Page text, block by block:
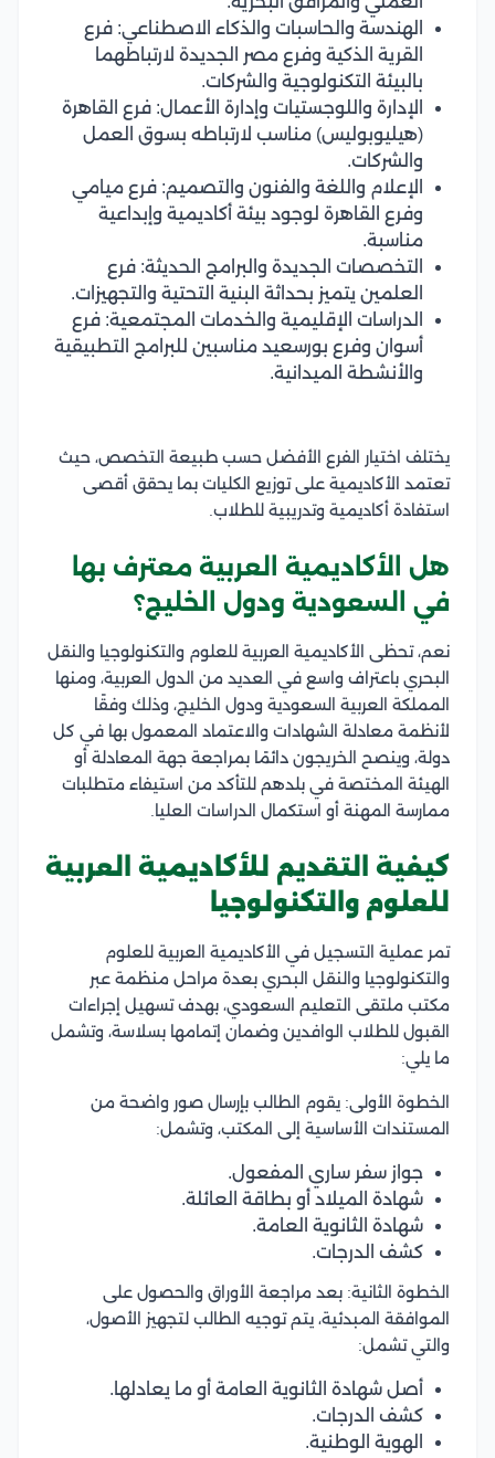
الهندسة والحاسبات والذكاء الاصطناعي: فرع
القرية الذكية وفرع مصر الجديدة لارتباطهما
بالبيئة التكنولوجية والشركات.
الإدارة واللوجستيات وإدارة الأعمال: فرع القاهرة
(هيليوبوليس) مناسب لارتباطه بسوق العمل
والشركات.
الإعلام واللغة والفنون والتصميم: فرع ميامي
وفرع القاهرة لوجود بيئة أكاديمية وإبداعية
مناسبة.
التخصصات الجديدة والبرامج الحديثة: فرع
العلمين يتميز بحداثة البنية التحتية والتجهيزات.
الدراسات الإقليمية والخدمات المجتمعية: فرع
أسوان وفرع بورسعيد مناسبين للبرامج التطبيقية
والأنشطة الميدانية.
يختلف اختيار الفرع الأفضل حسب طبيعة التخصص، حيث
تعتمد الأكاديمية على توزيع الكليات بما يحقق أقصى
استفادة أكاديمية وتدريبية للطلاب.
هل الأكاديمية العربية معترف بها
في السعودية ودول الخليج؟
نعم، تحظى الأكاديمية العربية للعلوم والتكنولوجيا والنقل
البحري باعتراف واسع في العديد من الدول العربية، ومنها
المملكة العربية السعودية ودول الخليج، وذلك وفقًا
لأنظمة معادلة الشهادات والاعتماد المعمول بها في كل
دولة، وينصح الخريجون دائمًا بمراجعة جهة المعادلة أو
الهيئة المختصة في بلدهم للتأكد من استيفاء متطلبات
ممارسة المهنة أو استكمال الدراسات العليا.
كيفية التقديم للأكاديمية العربية
للعلوم والتكنولوجيا
تمر عملية التسجيل في الأكاديمية العربية للعلوم
والتكنولوجيا والنقل البحري بعدة مراحل منظمة عبر
مكتب ملتقى التعليم السعودي، بهدف تسهيل إجراءات
القبول للطلاب الوافدين وضمان إتمامها بسلاسة، وتشمل
ما يلي:
الخطوة الأولى: يقوم الطالب بإرسال صور واضحة من
المستندات الأساسية إلى المكتب، وتشمل:
جواز سفر ساري المفعول.
شهادة الميلاد أو بطاقة العائلة.
شهادة الثانوية العامة.
كشف الدرجات.
الخطوة الثانية: بعد مراجعة الأوراق والحصول على
الموافقة المبدئية، يتم توجيه الطالب لتجهيز الأصول،
والتي تشمل:
أصل شهادة الثانوية العامة أو ما يعادلها.
كشف الدرجات.
الهوية الوطنية.